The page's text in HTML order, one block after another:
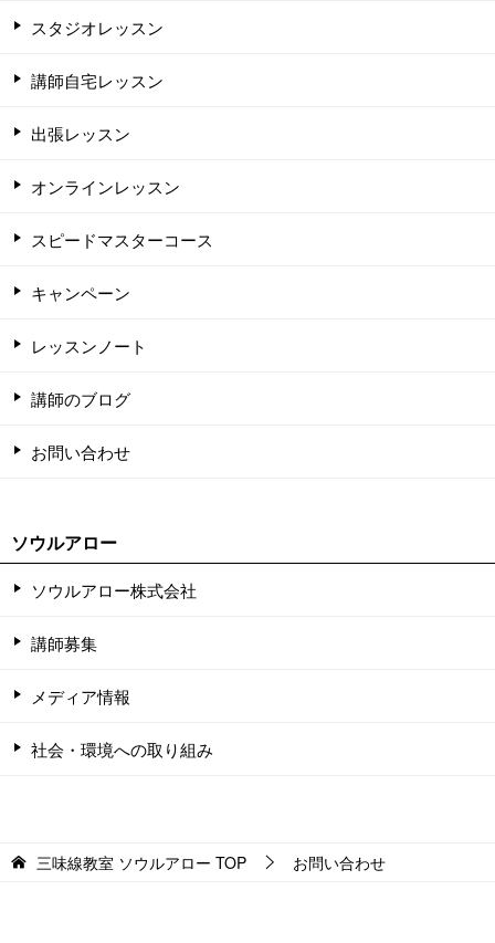
スタジオレッスン
講師自宅レッスン
出張レッスン
オンラインレッスン
スピードマスターコース
キャンペーン
レッスンノート
講師のブログ
お問い合わせ
ソウルアロー
ソウルアロー株式会社
講師募集
メディア情報
社会・環境への取り組み
三味線教室 ソウルアロー TOP お問い合わせ